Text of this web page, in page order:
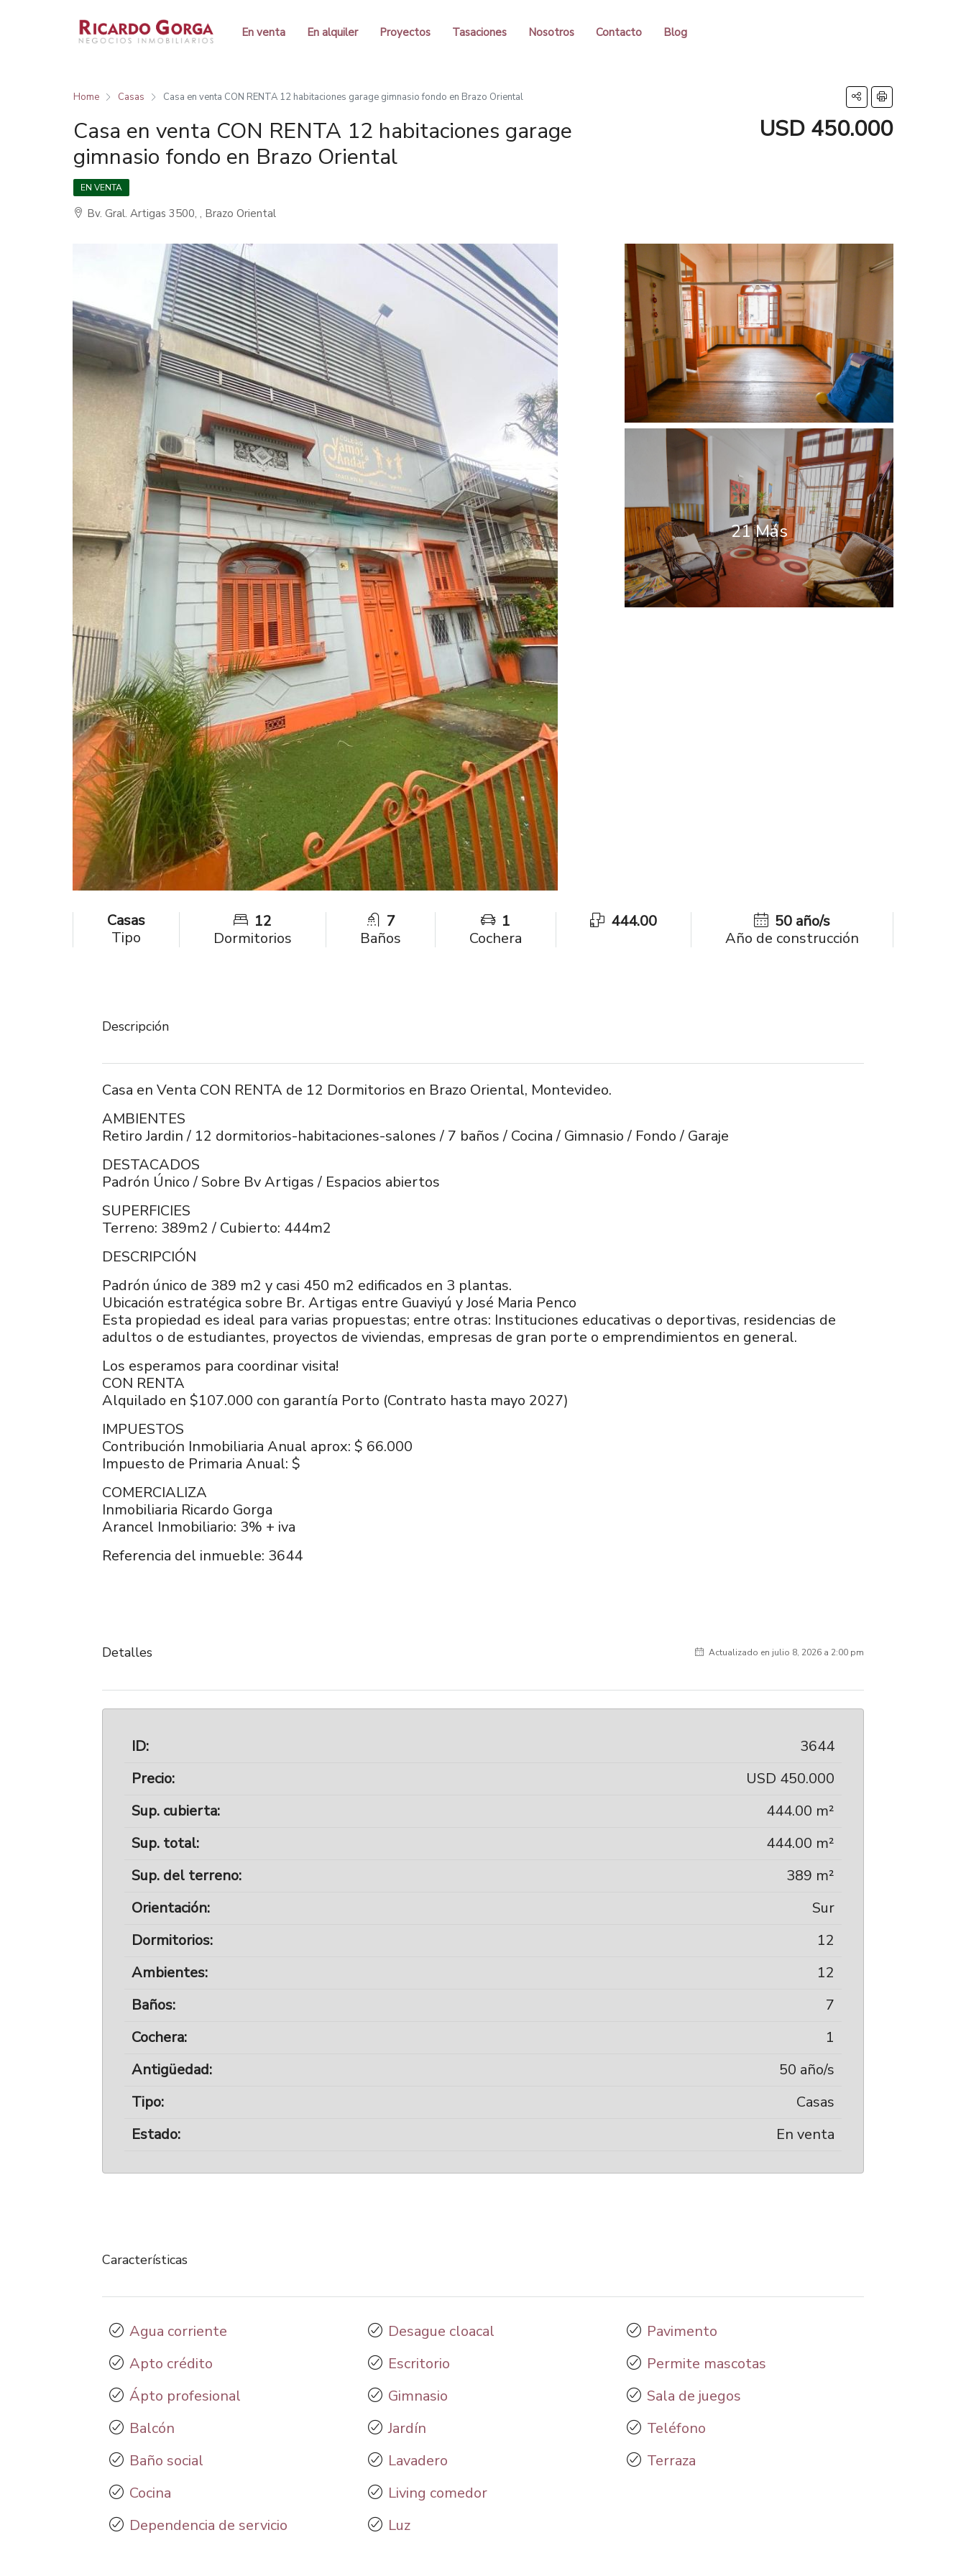
En venta En alquiler Proyectos Tasaciones Nosotros Contacto Blog
Home Casas Casa en venta CON RENTA 12 habitaciones garage gimnasio fondo en Brazo Oriental
Casa en venta CON RENTA 12 habitaciones garage
gimnasio fondo en Brazo Oriental
USD 450.000
EN VENTA
Bv. Gral. Artigas 3500, , Brazo Oriental
21 Más
Casas
Tipo
12
Dormitorios
7
Baños
1
Cochera
444.00
50 año/s
Año de construcción
Descripción
Casa en Venta CON RENTA de 12 Dormitorios en Brazo Oriental, Montevideo.
AMBIENTES
Retiro Jardin / 12 dormitorios-habitaciones-salones / 7 baños / Cocina / Gimnasio / Fondo / Garaje
DESTACADOS
Padrón Único / Sobre Bv Artigas / Espacios abiertos
SUPERFICIES
Terreno: 389m2 / Cubierto: 444m2
DESCRIPCIÓN
Padrón único de 389 m2 y casi 450 m2 edificados en 3 plantas.
Ubicación estratégica sobre Br. Artigas entre Guaviyú y José Maria Penco
Esta propiedad es ideal para varias propuestas; entre otras: Instituciones educativas o deportivas, residencias de
adultos o de estudiantes, proyectos de viviendas, empresas de gran porte o emprendimientos en general.
Los esperamos para coordinar visita!
CON RENTA
Alquilado en $107.000 con garantía Porto (Contrato hasta mayo 2027)
IMPUESTOS
Contribución Inmobiliaria Anual aprox: $ 66.000
Impuesto de Primaria Anual: $
COMERCIALIZA
Inmobiliaria Ricardo Gorga
Arancel Inmobiliario: 3% + iva
Referencia del inmueble: 3644
Detalles Actualizado en julio 8, 2026 a 2:00 pm
ID:
3644
Precio:
USD 450.000
Sup. cubierta:
444.00 m²
Sup. total:
444.00 m²
Sup. del terreno:
389 m²
Orientación:
Sur
Dormitorios:
12
Ambientes:
12
Baños:
7
Cochera:
1
Antigüedad:
50 año/s
Tipo:
Casas
Estado:
En venta
Características
Agua corriente
Apto crédito
Ápto profesional
Balcón
Baño social
Cocina
Dependencia de servicio
Desague cloacal
Escritorio
Gimnasio
Jardín
Lavadero
Living comedor
Luz
Pavimento
Permite mascotas
Sala de juegos
Teléfono
Terraza